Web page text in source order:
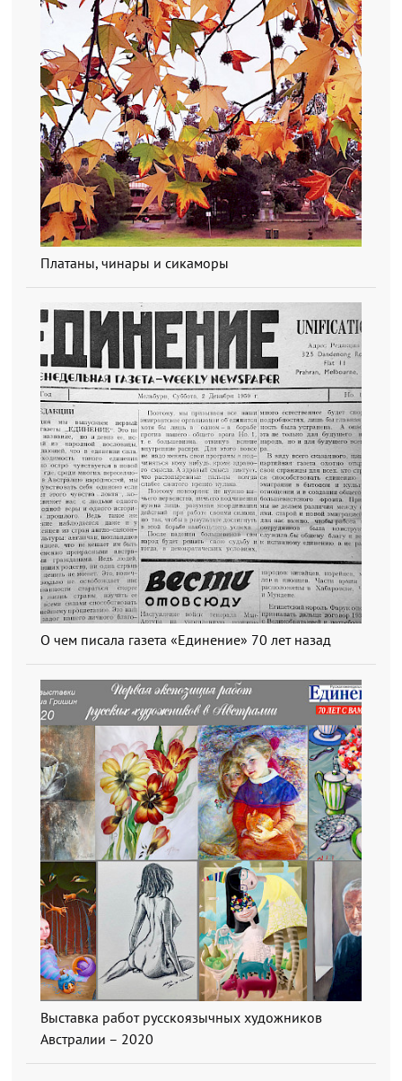
Платаны, чинары и сикаморы
О чем писала газета «Единение» 70 лет назад
Выставка работ русскоязычных художников
Австралии – 2020